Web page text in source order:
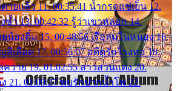
ายแล้ว 11. 00:35:41 น้ำกรดแช่เย็น 12.
ซ้ำ 13. 00:42:32 รู้ว่าเขาหลอก 14.
น้องติ๋ม 15. 00:48:56 เรือล่มในหนอง 16.
สีเลือด 17. 00:56:07 อดีตรักโรงทอ 18.
ควาย 19. 01:02:55 สาวสวนแตง 20.
21. 01:09:27 พบรักปากน้ำโพ 22.